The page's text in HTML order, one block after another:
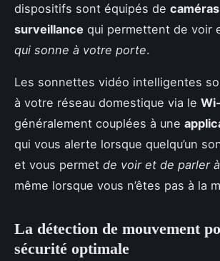
dispositifs sont équipés de
surveillance qui permettent de voir
qui sonne à votre porte.
Les sonnettes vidéo intelligentes
à votre réseau domestique via le
généralement couplées à une
qui vous alerte lorsque quelqu’un
et vous permet de voir et de parler
même lorsque vous n’êtes pas à la
La détection de mouvement
sécurité optimale